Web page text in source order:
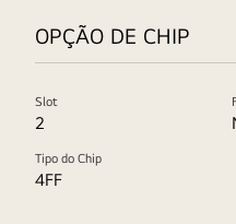
OPÇÃO DE CHIP
Slot
2
Tipo do Chip
4FF